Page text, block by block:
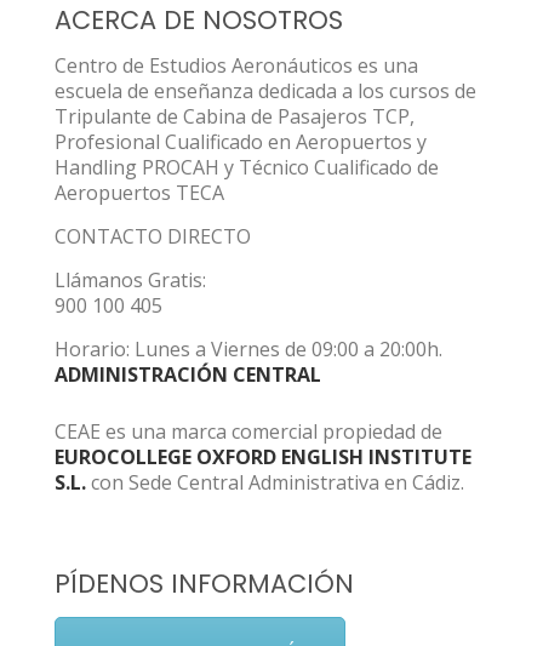
ACERCA DE NOSOTROS
Centro de Estudios Aeronáuticos es una
escuela de enseñanza dedicada a los cursos de
Tripulante de Cabina de Pasajeros TCP,
Profesional Cualificado en Aeropuertos y
Handling PROCAH y Técnico Cualificado de
Aeropuertos TECA
CONTACTO DIRECTO
Llámanos Gratis:
900 100 405
Horario: Lunes a Viernes de 09:00 a 20:00h.
ADMINISTRACIÓN CENTRAL
CEAE es una marca comercial propiedad de
EUROCOLLEGE OXFORD ENGLISH INSTITUTE
S.L.con Sede Central Administrativa en Cádiz.
PÍDENOS INFORMACIÓN